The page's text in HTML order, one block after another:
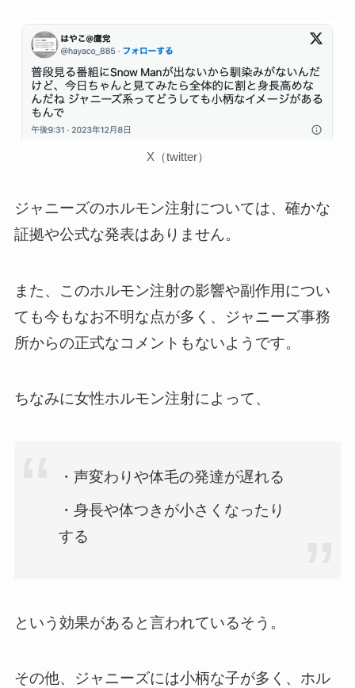
X（twitter）
ジャニーズのホルモン注射については、確かな
証拠や公式な発表はありません。
また、このホルモン注射の影響や副作用につい
ても今もなお不明な点が多く、ジャニーズ事務
所からの正式なコメントもないようです。
ちなみに女性ホルモン注射によって、
・声変わりや体毛の発達が遅れる
・身長や体つきが小さくなったり
する
という効果があると言われているそう。
その他、ジャニーズには小柄な子が多く、ホル